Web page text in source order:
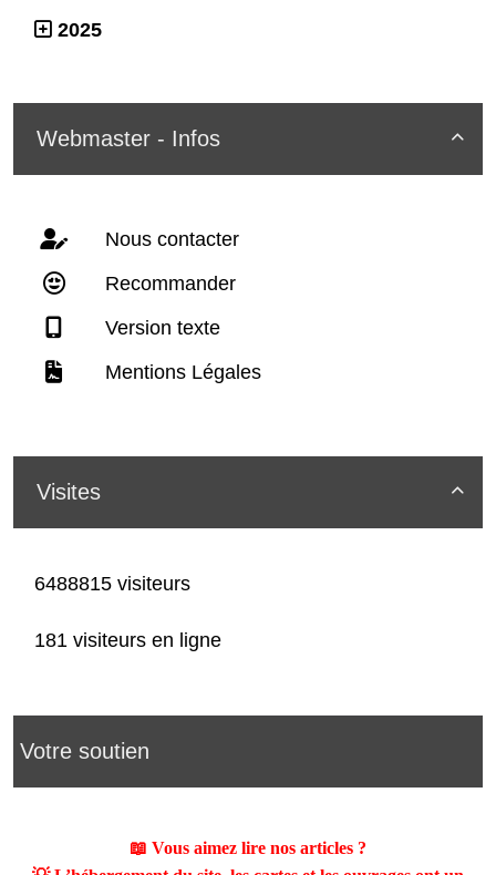
2025

Webmaster - Infos
Nous contacter
Recommander
Version texte
Mentions Légales

Visites
6488815 visiteurs
181 visiteurs en ligne
Votre soutien
📖 Vous aimez lire nos articles ?